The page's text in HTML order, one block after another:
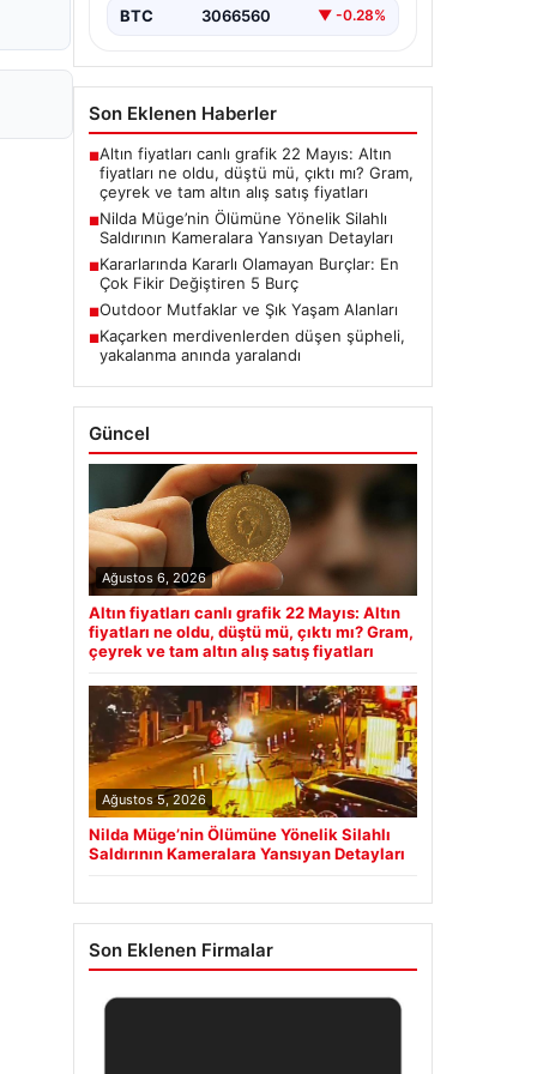
BTC 3066560 ▼ -0.28%
Son Eklenen Haberler
■Altın fiyatları canlı grafik 22 Mayıs: Altın
fiyatları ne oldu, düştü mü, çıktı mı? Gram,
çeyrek ve tam altın alış satış fiyatları
■Nilda Müge’nin Ölümüne Yönelik Silahlı
Saldırının Kameralara Yansıyan Detayları
■Kararlarında Kararlı Olamayan Burçlar: En
Çok Fikir Değiştiren 5 Burç
■Outdoor Mutfaklar ve Şık Yaşam Alanları
■Kaçarken merdivenlerden düşen şüpheli,
yakalanma anında yaralandı
Güncel
Ağustos 6, 2026
Altın fiyatları canlı grafik 22 Mayıs: Altın
fiyatları ne oldu, düştü mü, çıktı mı? Gram,
çeyrek ve tam altın alış satış fiyatları
Ağustos 5, 2026
Nilda Müge’nin Ölümüne Yönelik Silahlı
Saldırının Kameralara Yansıyan Detayları
Son Eklenen Firmalar